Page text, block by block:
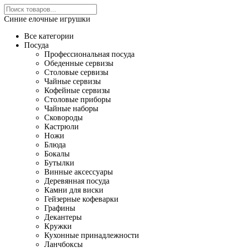
Синие елочные игрушки
Все категории
Посуда
Профессиональная посуда
Обеденные сервизы
Столовые сервизы
Чайные сервизы
Кофейные сервизы
Столовые приборы
Чайные наборы
Сковороды
Кастрюли
Ножи
Блюда
Бокалы
Бутылки
Винные аксессуары
Деревянная посуда
Камни для виски
Гейзерные кофеварки
Графины
Декантеры
Кружки
Кухонные принадлежности
Ланчбоксы